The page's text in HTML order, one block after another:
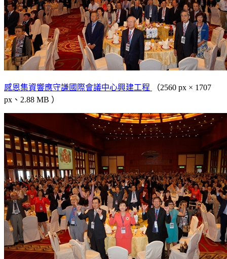
感恩集資響應守謙國際會議中心興建工程
（2560 px × 1707
px、2.88 MB ）